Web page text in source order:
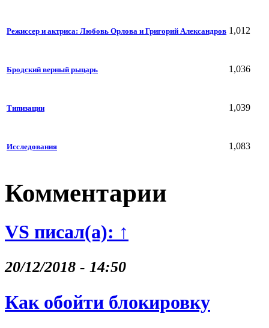
Режиссер и актриса: Любовь Орлова и Григорий Александров 1,012
Бродский верный рыцарь 1,036
Типизации 1,039
Исследования 1,083
Комментарии
VS писал(а): ↑
20/12/2018 - 14:50
Как обойти блокировку